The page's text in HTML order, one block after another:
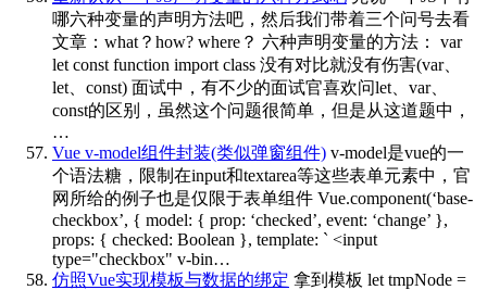
哪六种变量的声明方法吧，然后我们带着三个问号去看
文章：what？how? where？ 六种声明变量的方法： var
let const function import class 没有对比就没有伤害(var、
let、const) 面试中，有不少的面试官喜欢问let、var、
const的区别，虽然这个问题很简单，但是从这道题中，
…
Vue v-model组件封装(类似弹窗组件) v-model是vue的一
个语法糖，限制在input和textarea等这些表单元素中，官
网所给的例子也是仅限于表单组件 Vue.component(‘base-
checkbox’, { model: { prop: ‘checked’, event: ‘change’ },
props: { checked: Boolean }, template: ` <input
type="checkbox" v-bin…
仿照Vue实现模板与数据的绑定 拿到模板 let tmpNode =